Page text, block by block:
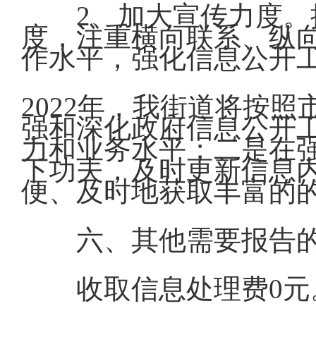
2、加大宣传力度。
度，注重横向联系、纵
作水平，强化信息公开
2022年，我街道将按照
强和深化政府信息公开
力和业务水平；二是在
下功夫，及时更新信息
便、及时地获取丰富的
六、其他需要报告
收取信息处理费0